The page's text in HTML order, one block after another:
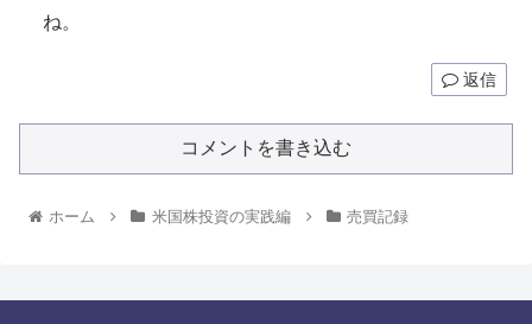
ね。
返信
コメントを書き込む
ホーム 米国株投資の実践編 売買記録